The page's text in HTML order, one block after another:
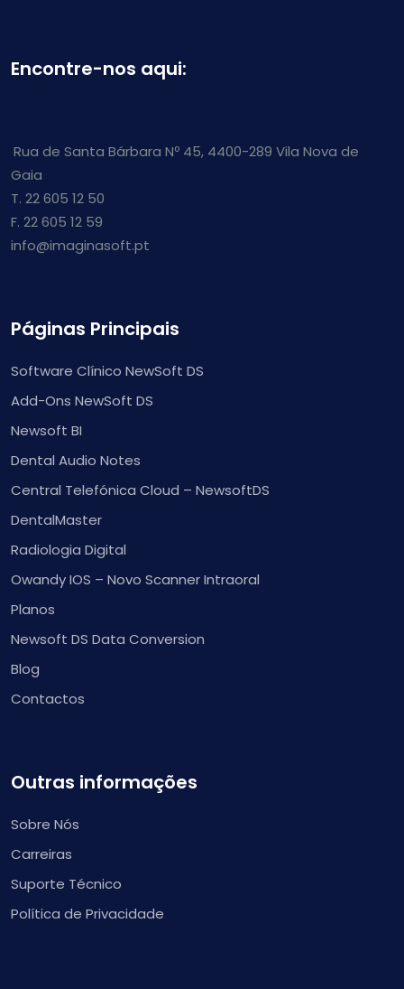
Encontre-nos aqui:
Rua de Santa Bárbara Nº 45, 4400-289 Vila Nova de
Gaia
T. 22 605 12 50
F. 22 605 12 59
info@imaginasoft.pt
Páginas Principais
Software Clínico NewSoft DS
Add-Ons NewSoft DS
Newsoft BI
Dental Audio Notes
Central Telefónica Cloud – NewsoftDS
DentalMaster
Radiologia Digital
Owandy IOS – Novo Scanner Intraoral
Planos
Newsoft DS Data Conversion
Blog
Contactos
Outras informações
Sobre Nós
Carreiras
Suporte Técnico
Política de Privacidade